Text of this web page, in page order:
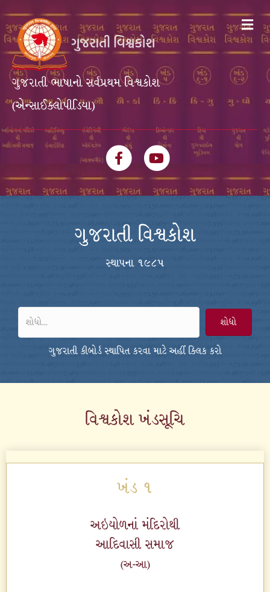
ગુજરાતી ભાષાનો સર્વપ્રથમ વિશ્વકોશ
(એન્સાઈક્લોપીડિયા)
FacebookYoutube
ગુજરાતી વિશ્વકોશ
સ્થાપના ૧૯૮૫
શોધો
ગુજરાતી કીબોર્ડ સ્થાપિત કરવા માટે અહીં ક્લિક કરો
વિશ્વકોશ ખંડસૂચિ
ખંડ ૧
અઇયોળનાં મંદિરોથી
આદિવાસીસમાજ
(અ-આ)